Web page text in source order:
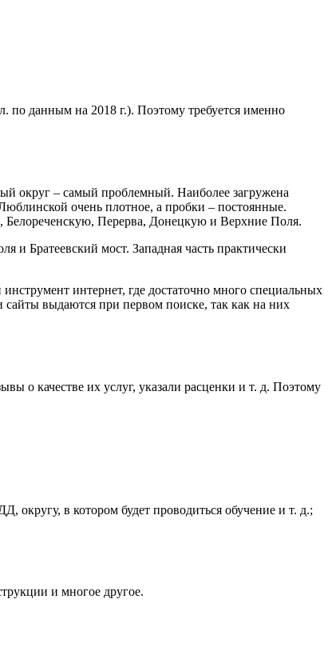
данным на 2018 г.). Поэтому требуется именно
округ – самый проблемный. Наиболее загружена
очень плотное, а пробки – постоянные.
Белореченскую, Перерва, Донецкую и Верхние Поля.
Братеевский мост. Западная часть практически
интернет, где достаточно много специальных
выдаются при первом поиске, так как на них
о качестве их услуг, указали расценки и т. д. Поэтому
округу, в котором будет проводиться обучение и т. д.;
и многое другое.